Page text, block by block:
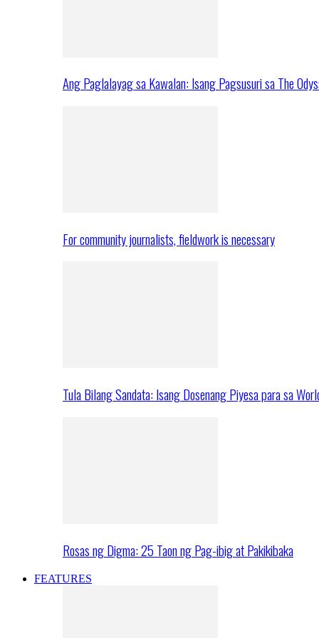
Ang Paglalayag sa Kawalan: Isang Pagsusuri sa The
For community journalists, fieldwork is necessary
Tula Bilang Sandata: Isang Dosenang Piyesa para sa
Rosas ng Digma: 25 Taon ng Pag-ibig at Pakikibaka
FEATURES